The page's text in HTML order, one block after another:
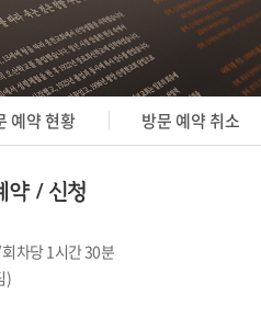
예약 현황 방문 예약 취소
약 / 신청
차당 1시간 30분
)